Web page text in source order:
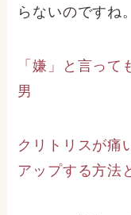
らないのですね。
「嫌」と言っ
男
クリトリスが痛
アップする方法